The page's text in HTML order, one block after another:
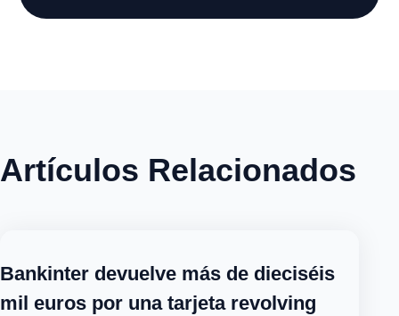
Artículos Relacionados
Bankinter devuelve más de dieciséis
mil euros por una tarjeta revolving